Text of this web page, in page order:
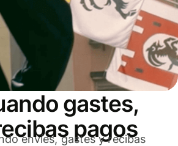
gastes,
pagos
envíes, gastes y recibas